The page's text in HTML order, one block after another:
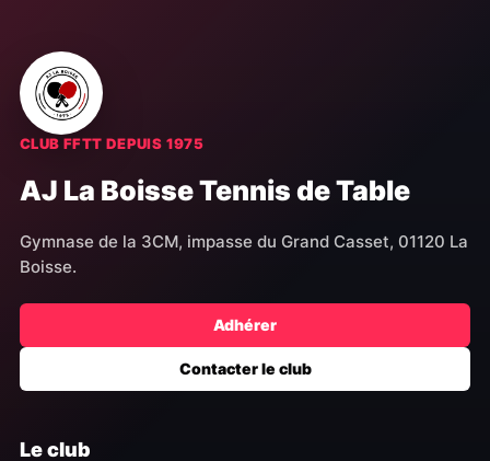
CLUB FFTT DEPUIS 1975
AJ La Boisse Tennis de Table
Gymnase de la 3CM, impasse du Grand Casset, 01120 La
Boisse.
Adhérer
Contacter le club
Le club